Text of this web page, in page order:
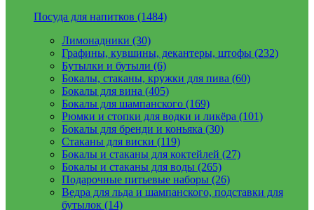
Посуда для напитков (1484)
Лимонадники (30)
Графины, кувшины, декантеры, штофы (232)
Бутылки и бутыли (6)
Бокалы, стаканы, кружки для пива (60)
Бокалы для вина (405)
Бокалы для шампанского (169)
Рюмки и стопки для водки и ликёра (101)
Бокалы для бренди и коньяка (30)
Стаканы для виски (119)
Бокалы и стаканы для коктейлей (27)
Бокалы и стаканы для воды (265)
Подарочные питьевые наборы (26)
Ведра для льда и шампанского, подставки для
бутылок (14)